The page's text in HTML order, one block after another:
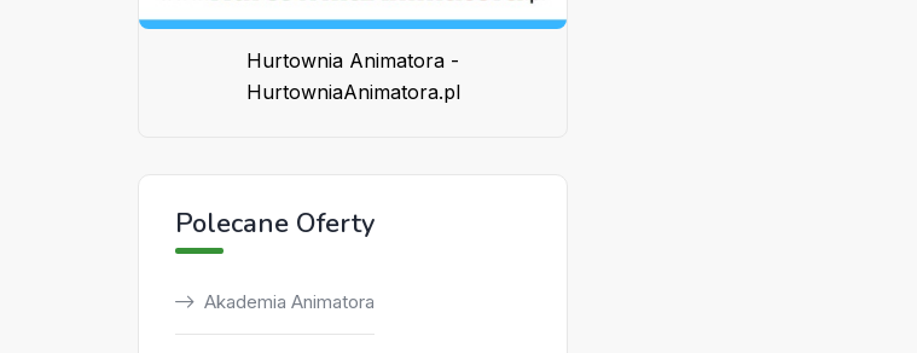
Hurtownia Animatora -
HurtowniaAnimatora.pl
Polecane Oferty
Akademia Animatora